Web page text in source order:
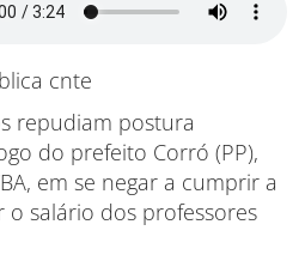
repudiam postura
do prefeito Corró (PP),
em se negar a cumprir a
o salário dos professores